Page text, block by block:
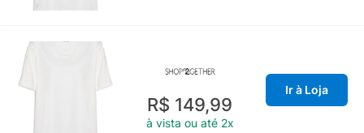
R$ 149,99
à vista ou até 2x
Ir à Loja